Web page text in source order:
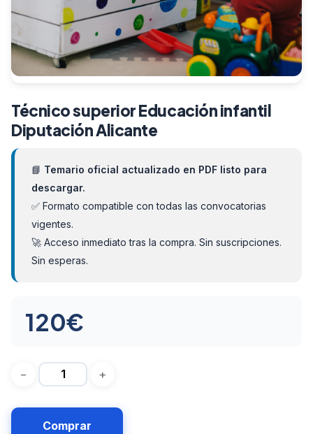
Técnico superior Educación infantil
Diputación Alicante
📘 Temario oficial actualizado en PDF listo para
descargar.
✅ Formato compatible con todas las convocatorias
vigentes.
🚀 Acceso inmediato tras la compra. Sin suscripciones.
Sin esperas.
120€
Comprar